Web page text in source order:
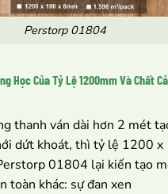
Perstorp 01804
Học Của Tỷ Lệ 1200mm Và Chất
thanh ván dài hơn 2 mét
dứt khoát, thì tỷ lệ 1200 x
01804 lại kiến tạo
toàn khác: sự đan xen